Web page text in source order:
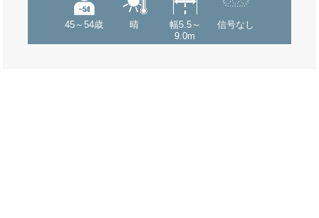
45～54歳 晴
幅5.5～
9.0m
信号なし